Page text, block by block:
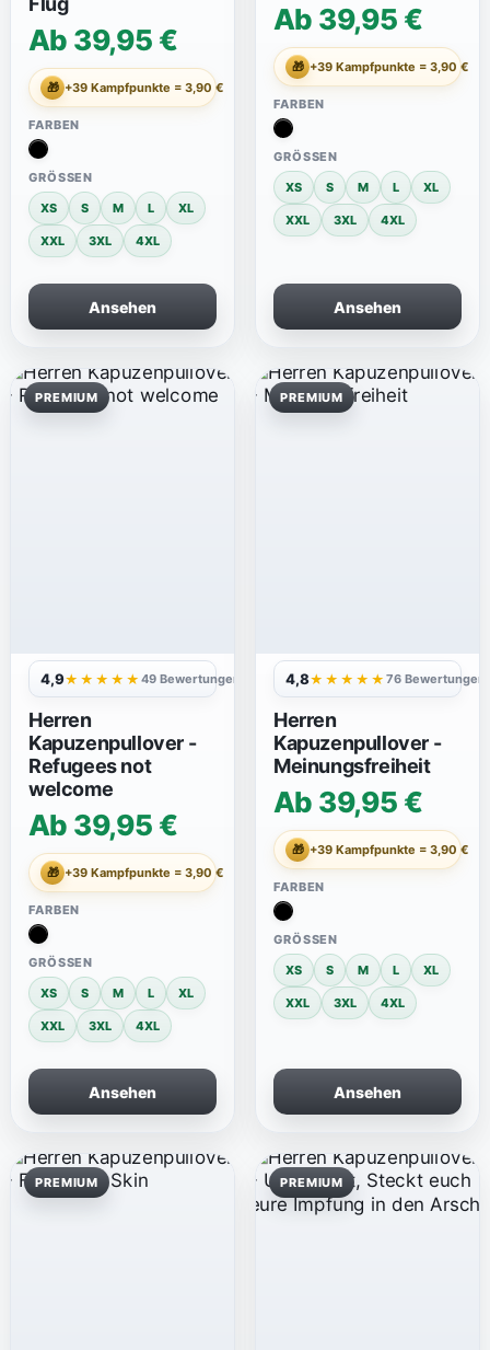
Ab 39,95 €
🎁 +39 Kampfpunkte = 3,90 €
FARBEN
GRÖSSEN
XS
S M L XL
XXL 3XL 4XL
Ansehen
Ab 39,95 €
🎁 +39 Kampfpunkte = 3,90 €
FARBEN
GRÖSSEN
XS
S M L XL
XXL 3XL 4XL
Ansehen
PREMIUM
4,9★★★★★ 49 Bewertungen
Herren
Kapuzenpullover -
Refugees not
welcome
Ab 39,95 €
🎁 +39 Kampfpunkte = 3,90 €
FARBEN
GRÖSSEN
XS
S M L XL
XXL 3XL 4XL
Ansehen
PREMIUM
4,8★★★★★ 76 Bewertungen
Herren
Kapuzenpullover -
Meinungsfreiheit
Ab 39,95 €
🎁 +39 Kampfpunkte = 3,90 €
FARBEN
GRÖSSEN
XS
S M L XL
XXL 3XL 4XL
Ansehen
PREMIUM PREMIUM